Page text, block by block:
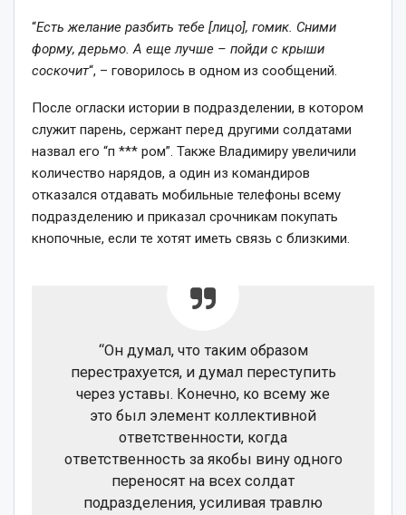
“Есть желание разбить тебе [лицо], гомик. Сними
форму, дерьмо. А еще лучше – пойди с крыши
соскочит“, – говорилось в одном из сообщений.
После огласки истории в подразделении, в котором
служит парень, сержант перед другими солдатами
назвал его “п *** ром”. Также Владимиру увеличили
количество нарядов, а один из командиров
отказался отдавать мобильные телефоны всему
подразделению и приказал срочникам покупать
кнопочные, если те хотят иметь связь с близкими.
“Он думал, что таким образом
перестрахуется, и думал переступить
через уставы. Конечно, ко всему же
это был элемент коллективной
ответственности, когда
ответственность за якобы вину одного
переносят на всех солдат
подразделения, усиливая травлю